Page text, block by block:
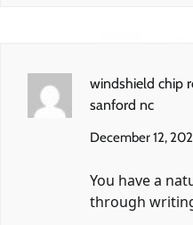
windshield chip
sanford nc
December 12,
You have a
through